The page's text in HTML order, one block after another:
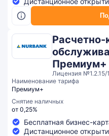
Расчетно-
Премиум+
Лицензия №1.2.15/
Наименование тарифа
Премиум+
Снятие наличных
от 0,25%
Бесплатная бизнес-
Дистанционное